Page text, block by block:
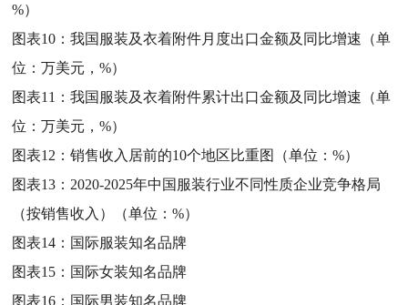
%）
图表10：我国服装及衣着附件月度出口金额及同比增速（单
位：万美元，%）
图表11：我国服装及衣着附件累计出口金额及同比增速（单
位：万美元，%）
图表12：销售收入居前的10个地区比重图（单位：%）
图表13： 2020-2025年中国服装行业不同性质企业竞争格局
（按销售收入）（单位：%）
图表14： 国际服装知名品牌
图表15： 国际女装知名品牌
图表16： 国际男装知名品牌